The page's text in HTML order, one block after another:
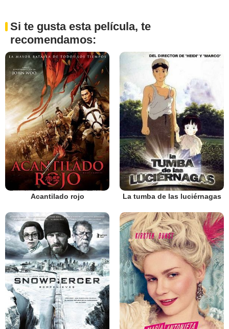
Si te gusta esta película, te
recomendamos:
Acantilado rojo La tumba de las luciérnagas